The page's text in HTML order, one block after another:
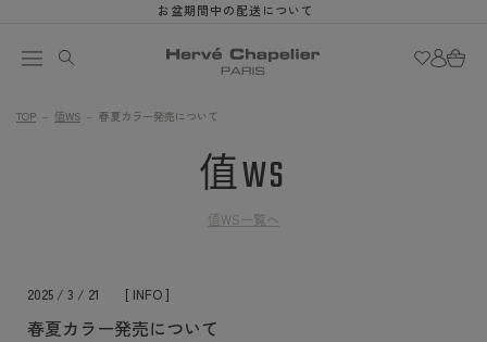
お盆期間中の配送について
录
物
TOP 值WS 春夏カラー発売について
值WS
值WS一覧へ
2025 / 3 / 21 [ INFO ]
春夏カラー発売について